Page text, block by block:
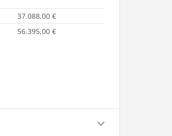
37.088,00 €
56.395,00 €